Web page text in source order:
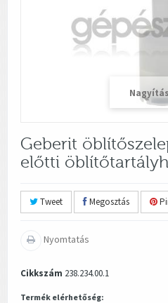
Nagyítás
Geberit
előtti
Tweet Megosztás
Nyomtatás
Cikkszám 238.234.00.1
Termék elérhetőség: